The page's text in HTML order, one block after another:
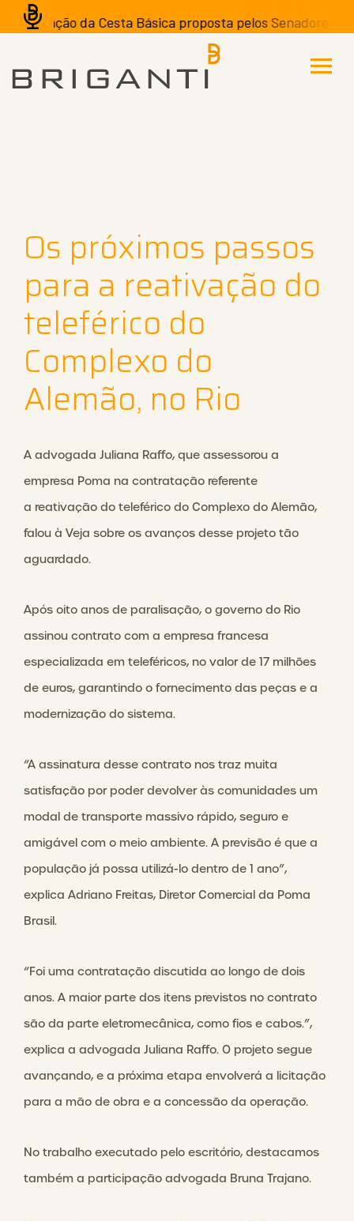
A isenção da Cesta Básica proposta pelos Senadores
Os próximos passos
para a reativação do
teleférico do
Complexo do
Alemão, no Rio
A advogada Juliana Raffo, que assessorou a
empresa Poma na contratação referente
a reativação do teleférico do Complexo do Alemão,
falou à Veja sobre os avanços desse projeto tão
aguardado.
Após oito anos de paralisação, o governo do Rio
assinou contrato com a empresa francesa
especializada em teleféricos, no valor de 17 milhões
de euros, garantindo o fornecimento das peças e a
modernização do sistema.
“A assinatura desse contrato nos traz muita
satisfação por poder devolver às comunidades um
modal de transporte massivo rápido, seguro e
amigável com o meio ambiente. A previsão é que a
população já possa utilizá-lo dentro de 1 ano”,
explica Adriano Freitas, Diretor Comercial da Poma
Brasil.
“Foi uma contratação discutida ao longo de dois
anos. A maior parte dos itens previstos no contrato
são da parte eletromecânica, como fios e cabos.”,
explica a advogada Juliana Raffo. O projeto segue
avançando, e a próxima etapa envolverá a licitação
para a mão de obra e a concessão da operação.
No trabalho executado pelo escritório, destacamos
também a participação advogada Bruna Trajano.